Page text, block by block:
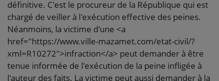
définitive. C'est le procureur de la République qui est
chargé de veiller à l'exécution effective des peines.
Néanmoins, la victime d'une <a
href="https://www.ville-mazamet.com/etat-civil/?
xml=R10272">infraction</a> peut demander à être
tenue informée de l'exécution de la peine infligée à
l'auteur des faits. La victime peut aussi demander à la